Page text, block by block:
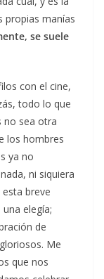
propias manías
se suele
con el cine,
todo lo que
no sea otra
los hombres
ya no
ni siquiera
breve
elegía;
de
Me
que nos